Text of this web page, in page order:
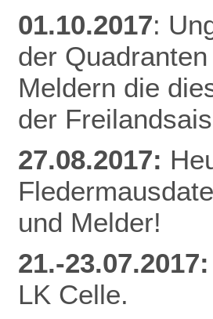
01.10.2017:
der
Meldern die
der
27.08.2017:
und Melder!
21.-23.07.2017:
LK Celle.